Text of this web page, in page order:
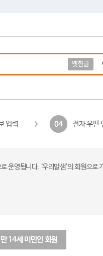
옛한글
입력 04 전자 우편
운영됩니다. ‘우리말샘’의 회원으
만 14세 미만인 회원